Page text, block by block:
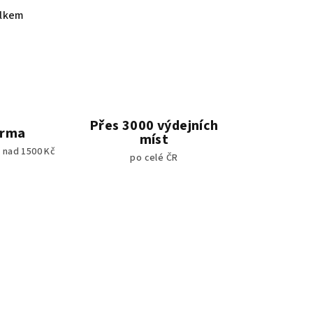
1500 Kč
Přes 3000 výdejních
míst
po celé ČR